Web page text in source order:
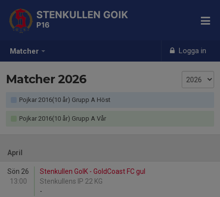
Matcher Logga in
STENKULLEN GOIK
P16
Matcher 2026
Pojkar 2016(10 år) Grupp A Höst
Pojkar 2016(10 år) Grupp A Vår
April
Sön 26
13:00
Stenkullen GoIK - GoldCoast FC gul
Stenkullens IP 22 KG
-